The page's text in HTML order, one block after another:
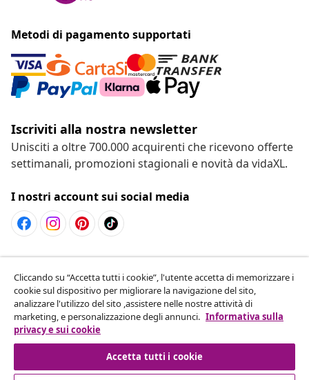
Metodi di pagamento supportati
Iscriviti alla nostra newsletter
Unisciti a oltre 700.000 acquirenti che ricevono offerte
settimanali, promozioni stagionali e novità da vidaXL.
I nostri account sui social media
Recesso dal contratto
Invia una richiesta di recesso per il tuo ordine.
Recesso dal contratto
Servizio clienti
Cliccando su “Accetta tutti i cookie”, l'utente accetta di memorizzare i
cookie sul dispositivo per migliorare la navigazione del sito,
analizzare l'utilizzo del sito ,assistere nelle nostre attività di
marketing, e personalizzazione degli annunci. Informativa sulla
privacy e sui cookie
Accetta tutti i cookie